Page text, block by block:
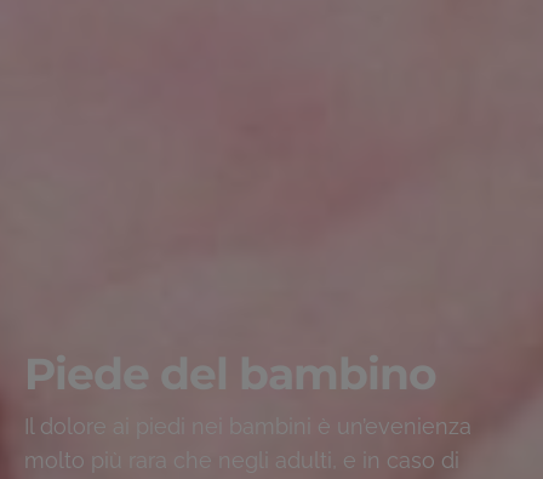
Piede del bambino
Il dolore ai piedi nei bambini è un’evenienza
molto più rara che negli adulti, e in caso di